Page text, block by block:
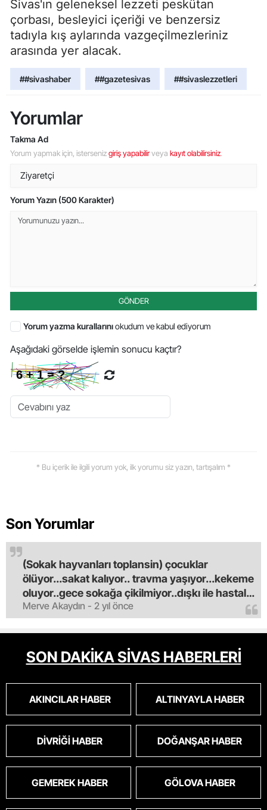
Sivas'ın geleneksel lezzeti peskütan
çorbası, besleyici içeriği ve benzersiz
tadıyla kış aylarında vazgeçilmezleriniz
arasında yer alacak.
##sivashaber ##gazetesivas ##sivaslezzetleri
Yorumlar
Takma Ad
Yorum yapmak için, istersenizgiriş yapabilirveya kayıt olabilirsiniz.
Yorum Yazın (500 Karakter)
GÖNDER
Yorum yazma kurallarınıokudum ve kabul ediyorum
Aşağıdaki görselde işlemin sonucu kaçtır?
* Bu içerik ile ilgili yorum yok, ilk yorumu siz yazın, tartışalım *
Son Yorumlar
Merve Akaydın - 2 yıl önce
(Sokak hayvanları toplansin) çocuklar
ölüyor...sakat kalıyor.. travma yaşıyor...kekeme
oluyor..gece sokağa çikilmiyor..dışkı ile hastalık
saciyorlar.araba ve taksi olmadan eve
gldemiyoruz.artik bıktık.mama lobisinden para
alan tipler yüzünden bu vahşi hayvanlar
masum algısı yapılıyor.iki gün aç kalsa kendi
cinsini bile öldüren bu kopekler derhal
oldu.korkuyoruz.
SON DAKİKA SİVAS HABERLERİ
AKINCILAR HABER ALTINYAYLA HABER
DIVRIĞI HABER DOĞANŞAR HABER
GEMEREK HABER GÖLOVA HABER